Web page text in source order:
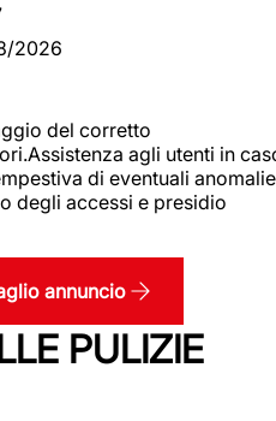
2026
del corretto
agli utenti in
di eventuali anomalie
degli accessi e presidio
annuncio
PULIZIE